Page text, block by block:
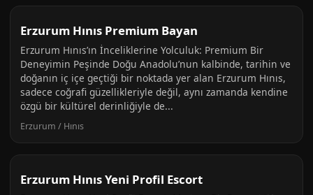
Erzurum Hınıs Premium Bayan
Erzurum Hınıs’ın İnceliklerine Yolculuk: Premium Bir
Deneyimin Peşinde Doğu Anadolu’nun kalbinde, tarihin ve
doğanın iç içe geçtiği bir noktada yer alan Erzurum Hınıs,
sadece coğrafi güzellikleriyle değil, aynı zamanda kendine
özgü bir kültürel derinliğiyle de...
Erzurum / Hınıs
Erzurum Hınıs Yeni Profil Escort